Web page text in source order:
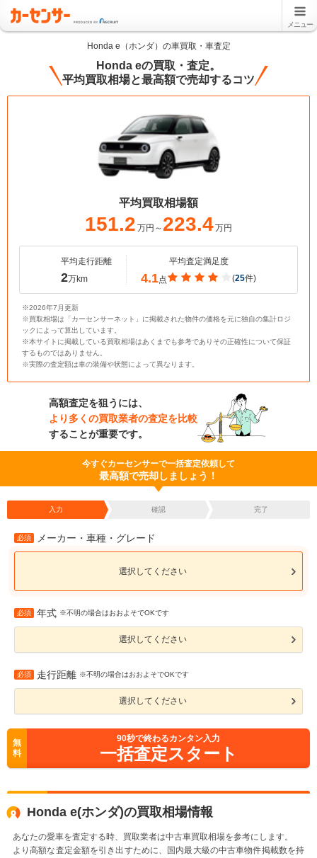
メニュー
Honda e（ホンダ）の車買取・車査定
Honda eの買取・査定。
平均買取相場と最高額で売却するコツ
平均買取相場額
151.2 万円～ 223.4万円
平均走行距離
2万km
平均査定満足度
4.1点 (25件)
※2026年7月更新
※買取相場は「カーセンサーネット」に掲載された物件の価格を元に独自の集計ロジ
ックによって算出しています。
※本サイトに掲載している買取相場はあくまでも参考でありその正確性について保証
するものではありません。
※実際の査定額は車の装備や状態によって異なります。
高額査定を狙うには、
より多くの買取業者の査定を比較
することが重要です。
今すぐカーセンサーで一括査定依頼して
最高額で売却しましょう！
入力 確認 完了
必須 メーカー・車種・グレード
選択してください
必須 年式 ※不明の場合はおおよそでOKです
選択してください
必須 走行距離 ※不明の場合はおおよそでOKです
選択してください
無
料
90秒で終わるカンタン入力
一括査定スタート
Honda e(ホンダ)の買取相場情報
あなたの愛車を査定する時、買取業者は中古車買取相場を参考にします。
より高額な査定金額を引き出すために、国内最大級の中古車物件掲載数を持